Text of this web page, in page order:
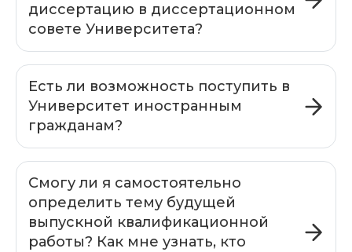
диссертацию в диссертационном
совете Университета?
Есть ли возможность поступить в
Университет иностранным
гражданам?
Смогу ли я самостоятельно
определить тему будущей
выпускной квалификационной
работы? Как мне узнать, кто